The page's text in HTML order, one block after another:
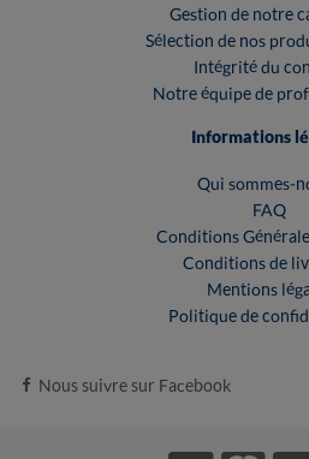
Gestion de notre
Sélection de nos
Intégrité du
Notre équipe de
Informations
Qui sommes-
FAQ
Conditions
Conditions de
Mentions
Politique de
Nous suivre sur Facebook